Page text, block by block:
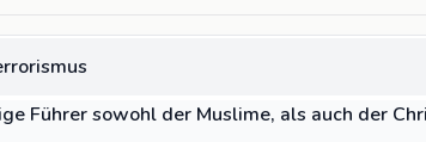
Führer sowohl der Muslime, als auch der